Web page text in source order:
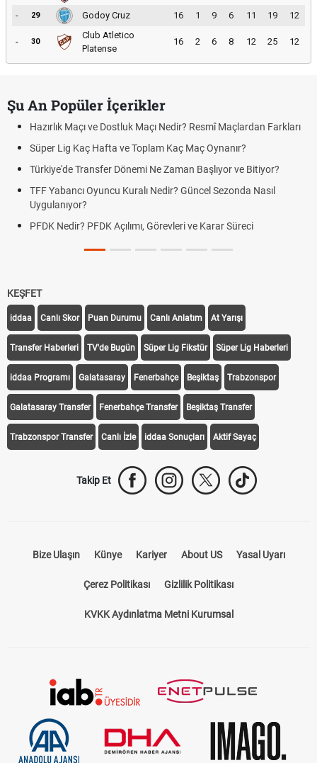
-
29 Godoy Cruz 16 1 9 6 11 19 12
- 30
Club Atletico
Platense
16 2 6 8 12 25 12
Şu An Popüler İçerikler
ve Dostluk Maçı Nedir? Resmî Maçlardan Farkları
Kaç Hafta ve Toplam Kaç Maç Oynanır?
Transfer Dönemi Ne Zaman Başlıyor ve Bitiyor?
Oyuncu Kuralı Nedir? Güncel Sezonda Nasıl
PFDK Açılımı, Görevleri ve Karar Süreci
Puan
Futbol
Deplasman
KEŞFET
iddaa Canlı Skor Puan Durumu Canlı Anlatım At Yarışı
Transfer Haberleri TV'de Bugün Süper Lig Fikstür Süper Lig Haberleri
iddaa Programı Galatasaray Fenerbahçe Beşiktaş Trabzonspor
Galatasaray Transfer Fenerbahçe Transfer Beşiktaş Transfer
Trabzonspor Transfer Canlı İzle iddaa Sonuçları Aktif Sayaç